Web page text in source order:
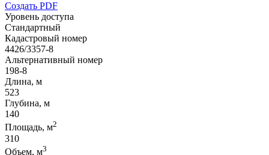
Создать PDF
Уровень доступа
Стандартный
Кадастровый номер
4426/3357-8
Альтернативный номер
198-8
Длина, м
523
Глубина, м
140
Площадь, м2
310
Объем, м3